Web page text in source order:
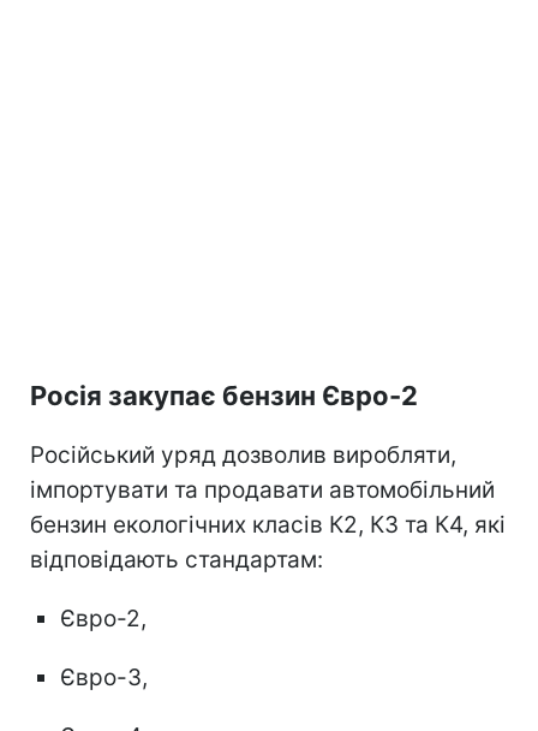
Росія закупає бензин Євро-2
Російський уряд дозволив виробляти,
імпортувати та продавати автомобільний
бензин екологічних класів К2, К3 та К4, які
відповідають стандартам:
Євро-2,
Євро-3,